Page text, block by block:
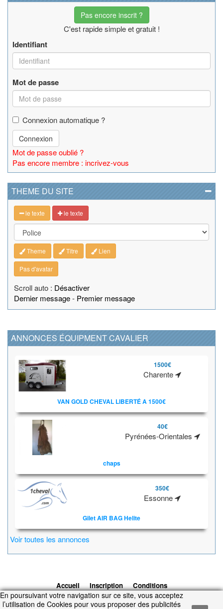
Pas encore inscrit ?
C'est rapide simple et gratuit !
Identifiant
Mot de passe
Connexion automatique ?
Connexion
Mot de passe oublié ?
Pas encore membre : incrivez-vous
THEME DU SITE
le texte le texte
Theme Titre Lien
Pas d'avatar
Scroll auto : Désactiver
Dernier message- Premier message
ANNONCES ÉQUIPMENT CAVALIER
1500€
Charente
VAN GOLD CHEVAL LIBERTÉ A 1500€
40€
Pyrénées-Orientales
chaps
350€
Essonne
Gilet AIR BAG Helite
Voir toutes les annonces
Accueil Inscription
Conditions
d'utilisation
Contacts © 2026 1cheval.com
Ecurie Virtuelle -
Jeu Cheval
En poursuivant votre navigation sur ce site, vous acceptez
l’utilisation de Cookies pour vous proposer des publicités